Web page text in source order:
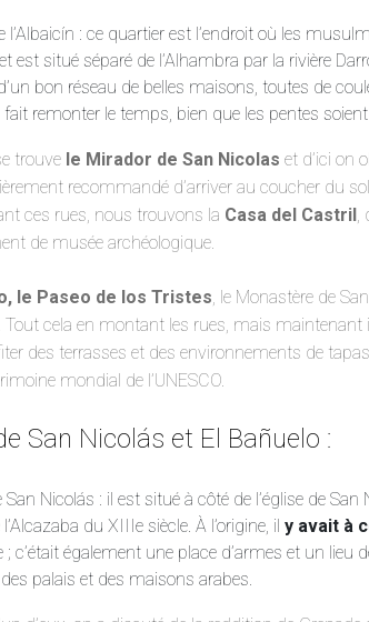
l’Albaicín : ce quartier est l’endroit où les
est situé séparé de l’Alhambra par la rivière
bon réseau de belles maisons, toutes de
remonter le temps, bien que les pentes soient
trouve le Mirador de San Nicolas et d’ici on
recommandé d’arriver au coucher du
ces rues, nous trouvons la Casa del Castril
de musée archéologique.
le Paseo de los Tristes , le Monastère de
Tout cela en montant les rues, mais
des terrasses et des environnements de
mondial de l’UNESCO.
San Nicolás et El Bañuelo :
San Nicolás : il est situé à côté de l’église de
du XIIIe siècle. À l’origine, il y avait à
; c’était également une place d’armes et un lieu
palais et des maisons arabes.